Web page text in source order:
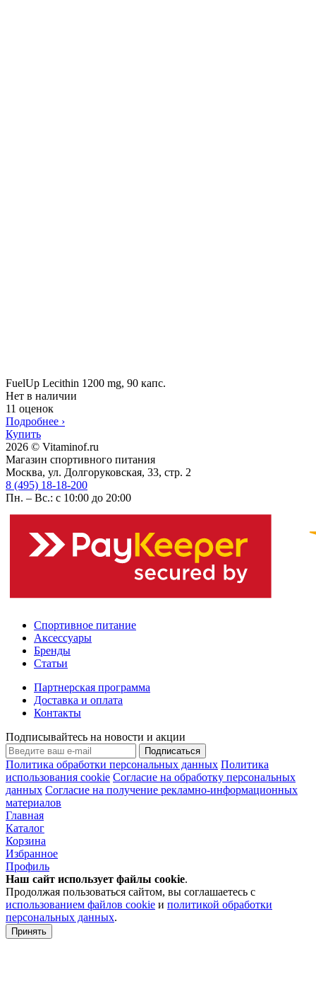
FuelUp Lecithin 1200 mg, 90 капс.
Нет в наличии
11 оценок
Подробнее ›
Купить
2026 © Vitaminof.ru
Магазин спортивного питания
Москва, ул. Долгоруковская, 33, стр. 2
8 (495) 18-18-200
Пн. – Вс.: с 10:00 до 20:00
Спортивное питание
Аксессуары
Бренды
Статьи
Партнерская программа
Доставка и оплата
Контакты
Подписывайтесь на новости и акции
Подписаться
Политика обработки персональных данных Политика
использования cookie Согласие на обработку персональных
данных Согласие на получение рекламно-информационных
материалов
Главная
Каталог
Корзина
Избранное
Профиль
Наш сайт использует файлы cookie.
Продолжая пользоваться сайтом, вы соглашаетесь с
использованием файлов cookie и политикой обработки
персональных данных.
Принять